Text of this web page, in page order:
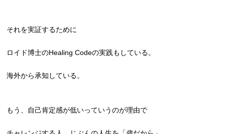
それを実証するために
ロイド博士のHealing Codeの実践もしている。
海外から承知している。
もう、自己肯定感が低いっていうのが理由で